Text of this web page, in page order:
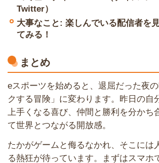
Twitter）
大事なこと: 楽しんでいる配信者を
てみる！
まとめ
eスポーツを始めると、退屈だった夜
クする冒険」に変わります。昨日の自
上手くなる喜び、仲間と勝利を分かち
て世界とつながる開放感。
たかがゲームと侮るなかれ、そこには
る熱狂が待っています。まずはスマホ